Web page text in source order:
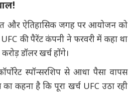
और ऐतिहासिक जगह पर आयोजन को
की पैरेंट कंपनी ने फरवरी में कहा था
डॉलर खर्च होंगे।
स्पॉन्सरशिप से आधा पैसा वापस
का कहना है कि पूरा खर्च UFC उठा रही